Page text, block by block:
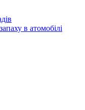
в атомобілі